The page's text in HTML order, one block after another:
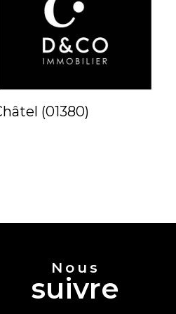
voir le bien
(01380)
Nous
suivre